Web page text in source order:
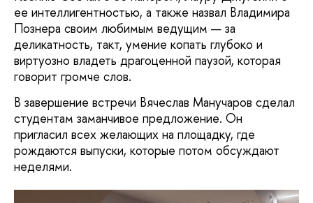
ее интеллигентностью, а также назвал Владимира
Познера своим любимым ведущим — за
деликатность, такт, умение копать глубоко и
виртуозно владеть драгоценной паузой, которая
говорит громче слов.
В завершение встречи Вячеслав Манучаров сделал
студентам заманчивое предложение. Он
пригласил всех желающих на площадку, где
рождаются выпуски, которые потом обсуждают
неделями.